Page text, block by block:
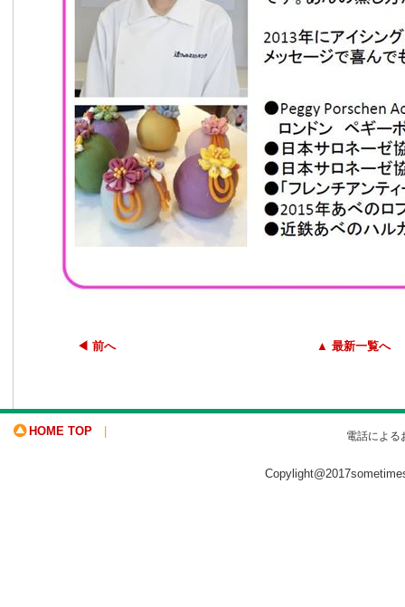
◀ 前へ ▲ 最新一覧へ
HOME TOP 電話によ